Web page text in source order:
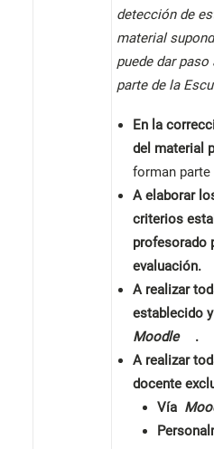
detección de
material
puede dar
parte de la
En la
del material
forman
A elaborar
criterios
profesorado
evaluación.
A realizar
establecido
Moodle
.
A realizar
docente
Vía